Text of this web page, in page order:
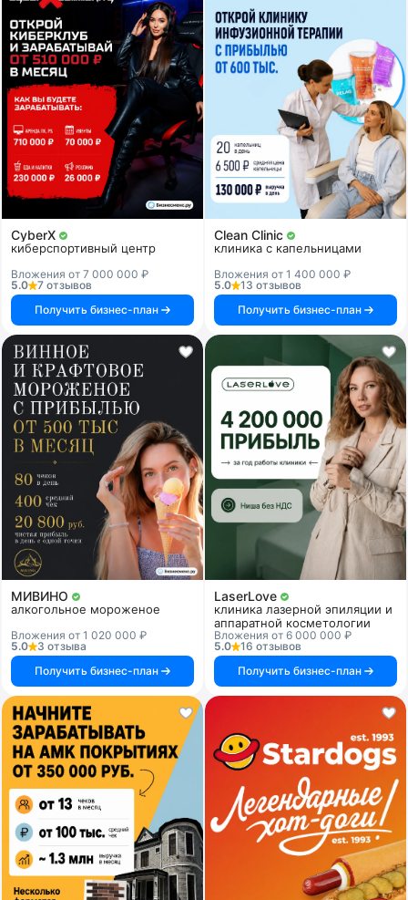
CyberX
киберспортивный центр
Вложения от 7 000 000 ₽
5.0
7 отзывов
Получить бизнес-план
Clean Clinic
клиника с капельницами
Вложения от 1 400 000 ₽
5.0
13 отзывов
Получить бизнес-план
МИВИНО
алкогольное мороженое
Вложения от 1 020 000 ₽
5.0
3 отзыва
Получить бизнес-план
LaserLove
клиника лазерной эпиляции и
аппаратной косметологии
Вложения от 6 000 000 ₽
5.0
16 отзывов
Получить бизнес-план